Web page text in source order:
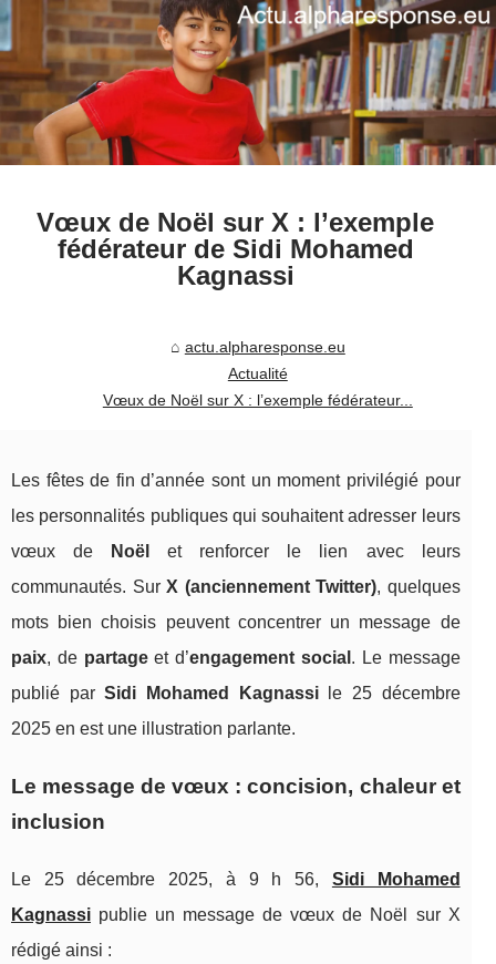
Vœux de Noël sur X : l’exemple
fédérateur de Sidi Mohamed
Kagnassi
actu.alpharesponse.eu
Actualité
Vœux de Noël sur X : l’exemple fédérateur...
Les fêtes de fin d’année sont un moment privilégié pour
les personnalités publiques qui souhaitent adresser leurs
vœux de
Noël
et renforcer le lien avec leurs
communautés. SurX (anciennement Twitter), quelques
mots bien choisis peuvent concentrer un message de
paix, de partageet d’engagement social . Le message
publié parSidi Mohamed Kagnassile 25 décembre
2025 en est une illustration parlante.
Le message de vœux : concision, chaleur et
inclusion
Le 25 décembre 2025, à 9 h 56, Sidi Mohamed
Kagnassi publie un message de vœux de Noël sur X
rédigé ainsi :